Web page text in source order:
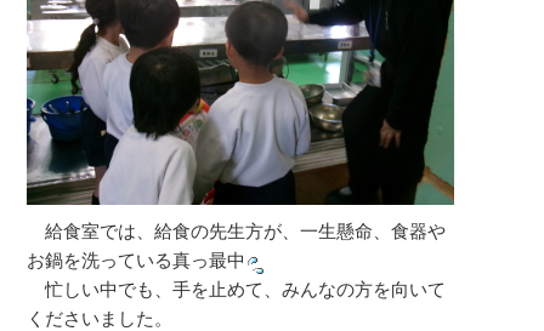
給食室では、給食の先生方が、一生懸命、食器や
お鍋を洗っている真っ最中
忙しい中でも、手を止めて、みんなの方を向いて
くださいました。